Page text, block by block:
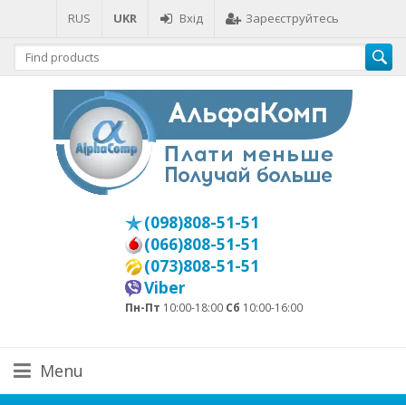
RUS UKR Вхід Зареєструйтесь
(098)808-51-51
(066)808-51-51
(073)808-51-51
Viber
Пн-Пт 10:00-18:00 Сб 10:00-16:00
Menu